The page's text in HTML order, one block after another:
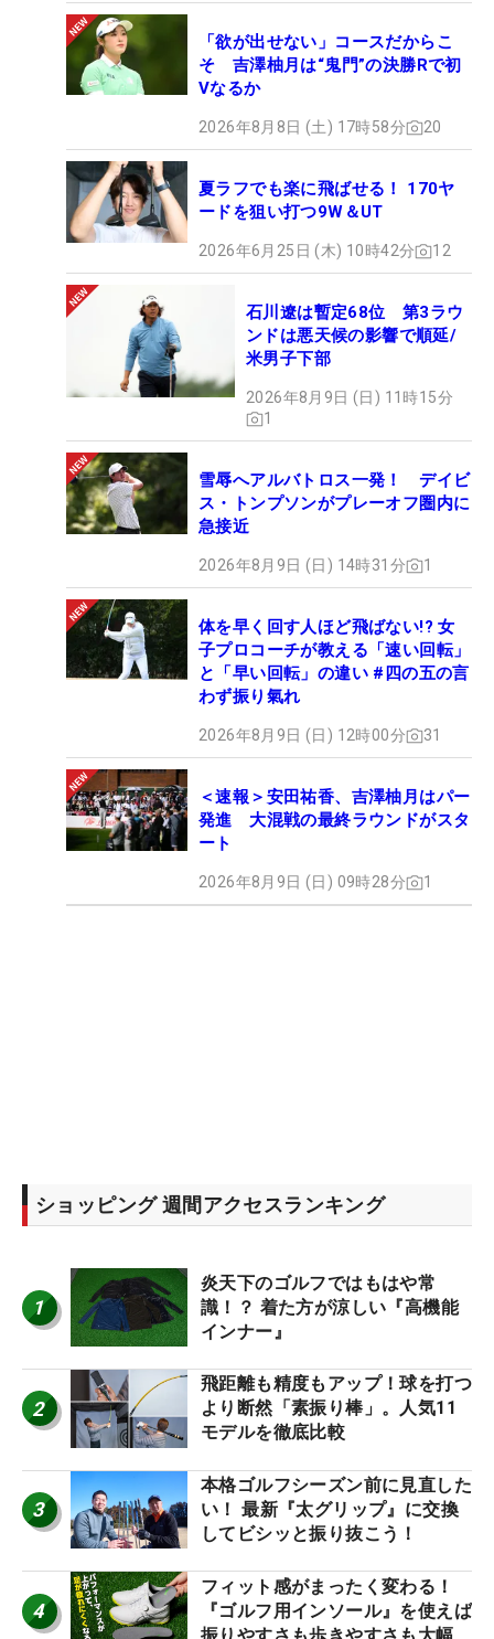
「欲が出せない」コースだからこ
そ 吉澤柚月は“鬼門”の決勝Rで初
Vなるか
2026年8月8日 (土) 17時58分 20
夏ラフでも楽に飛ばせる！ 170ヤ
ードを狙い打つ9W＆UT
2026年6月25日 (木) 10時42分 12
石川遼は暫定68位 第3ラウ
ンドは悪天候の影響で順延/
米男子下部
2026年8月9日 (日) 11時15分
1
雪辱へアルバトロス一発！ デイビ
ス・トンプソンがプレーオフ圏内に
急接近
2026年8月9日 (日) 14時31分 1
体を早く回す人ほど飛ばない!? 女
子プロコーチが教える「速い回転」
と「早い回転」の違い #四の五の言
わず振り氣れ
2026年8月9日 (日) 12時00分 31
＜速報＞安田祐香、吉澤柚月はパー
発進 大混戦の最終ラウンドがスタ
ート
2026年8月9日 (日) 09時28分 1
ショッピング 週間アクセスランキング
1
炎天下のゴルフではもはや常
識！？ 着た方が涼しい『高機能
インナー』
2
飛距離も精度もアップ！球を打つ
より断然「素振り棒」。人気11
モデルを徹底比較
3
本格ゴルフシーズン前に見直した
い！ 最新『太グリップ』に交換
してビシッと振り抜こう！
4
フィット感がまったく変わる！
『ゴルフ用インソール』を使えば
振りやすさも歩きやすさも大幅に